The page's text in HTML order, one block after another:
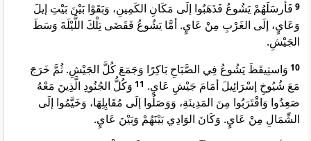
9 فَأرسَلَهُمْ يَشُوعُ فَذَهَبُوا إلَى مَكَانِ الكَمِينِ، وَبَقَوْا بَيْنَ بَيْتِ إيلَ
وَعَايٍ، إلَى الغَرْبِ مِنْ عَايٍ. أمَّا يَشُوعُ فَقَضَى تِلْكَ اللَّيْلَةَ وَسَطَ
الجَيْشِ.
10 وَاستِيقَظَ يَشُوعُ فِي الصَّبَاحِ بَاكِرًا وَجَمَعَ كُلَّ الجَيْشِ. ثُمَّ خَرَجَ
مَعَ شُيُوخِ إسْرَائِيلَ أمَامَ جَيْشِ عَايٍ. 11 وَكُلُّ الجُنُودِ الَّذِينَ مَعْهُ
صَعِدُوا وَاقْتَرَبُوا مِنَ المَدِينَةِ، وَوَصَلُوا إلَى مُقَابِلِهَا، وَخَيَّمُوا إلَى
الشِّمَالِ مِنْ عَايٍ. وَكَانَ الوَادِي بَيْنَهُمْ وَبَيْنَ عَايٍ.